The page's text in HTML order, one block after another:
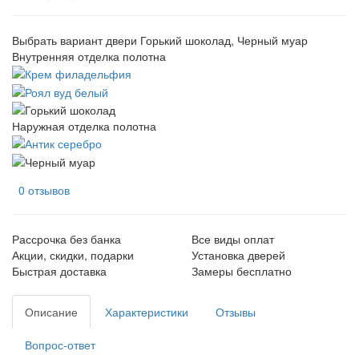
Выбрать вариант двери Горький шоколад, Черный муар
Внутренняя отделка полотна
Наружная отделка полотна
0 отзывов
Рассрочка без банка
Все виды оплат
Акции, скидки, подарки
Установка дверей
Быстрая доставка
Замеры бесплатно
Описание Характеристики Отзывы
Вопрос-ответ